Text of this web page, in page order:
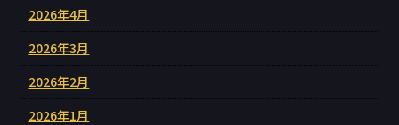
2026年4月
2026年3月
2026年2月
2026年1月